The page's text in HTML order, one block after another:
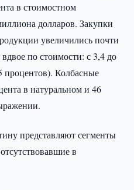
в стоимостном
долларов. Закупки
увеличились почти
по стоимости: с 3,4 до
процентов). Колбасные
в натуральном и 46
представляют сегменты
в